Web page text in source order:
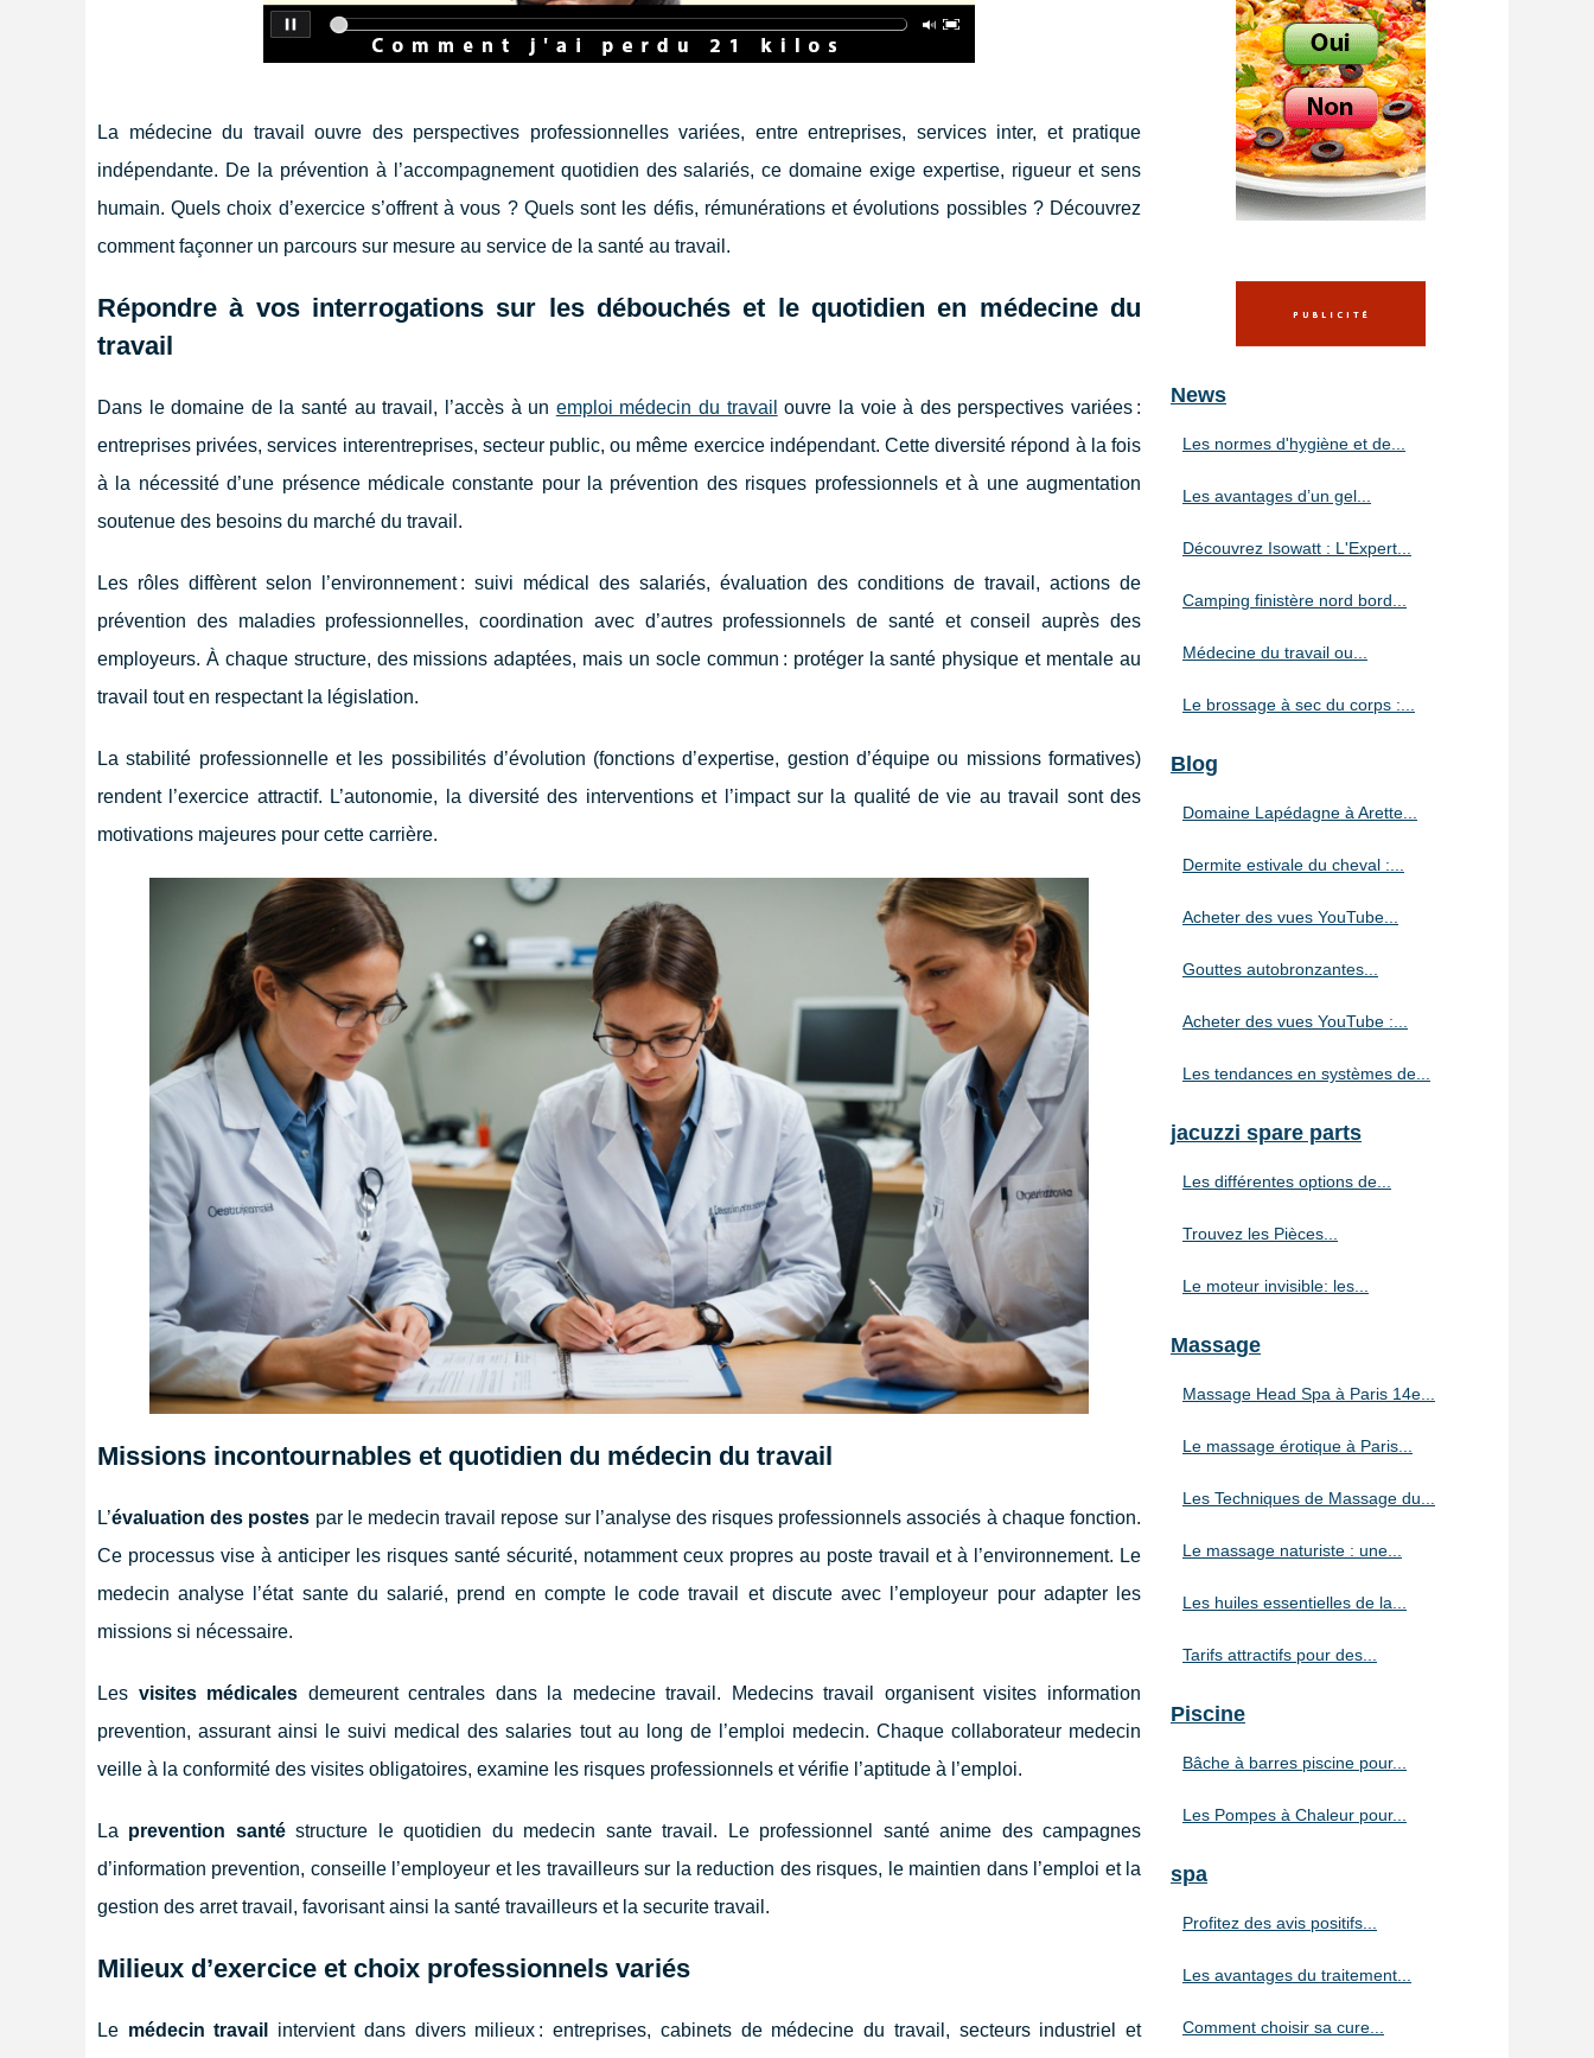
La médecine du travail ouvre des perspectives professionnelles variées, entre entreprises, services inter, et pratique
indépendante. De la prévention à l’accompagnement quotidien des salariés, ce domaine exige expertise, rigueur et sens
humain. Quels choix d’exercice s’offrent à vous ? Quels sont les défis, rémunérations et évolutions possibles ? Découvrez
comment façonner un parcours sur mesure au service de la santé au travail.
Répondre à vos interrogations sur les débouchés et le quotidien en médecine du
travail
Dans le domaine de la santé au travail, l’accès à un emploi médecin du travail ouvre la voie à des perspectives variées :
entreprises privées, services interentreprises, secteur public, ou même exercice indépendant. Cette diversité répond à la fois
à la nécessité d’une présence médicale constante pour la prévention des risques professionnels et à une augmentation
soutenue des besoins du marché du travail.
Les rôles diffèrent selon l’environnement : suivi médical des salariés, évaluation des conditions de travail, actions de
prévention des maladies professionnelles, coordination avec d’autres professionnels de santé et conseil auprès des
employeurs. À chaque structure, des missions adaptées, mais un socle commun : protéger la santé physique et mentale au
travail tout en respectant la législation.
La stabilité professionnelle et les possibilités d’évolution (fonctions d’expertise, gestion d’équipe ou missions formatives)
rendent l’exercice attractif. L’autonomie, la diversité des interventions et l’impact sur la qualité de vie au travail sont des
motivations majeures pour cette carrière.
Missions incontournables et quotidien du médecin du travail
L’évaluation des postes par le medecin travail repose sur l’analyse des risques professionnels associés à chaque fonction.
Ce processus vise à anticiper les risques santé sécurité, notamment ceux propres au poste travail et à l’environnement. Le
medecin analyse l’état sante du salarié, prend en compte le code travail et discute avec l’employeur pour adapter les
missions si nécessaire.
Les visites médicales demeurent centrales dans la medecine travail. Medecins travail organisent visites information
prevention, assurant ainsi le suivi medical des salaries tout au long de l’emploi medecin. Chaque collaborateur medecin
veille à la conformité des visites obligatoires, examine les risques professionnels et vérifie l’aptitude à l’emploi.
La prevention santéstructure le quotidien du medecin sante travail. Le professionnel santé anime des campagnes
d’information prevention, conseille l’employeur et les travailleurs sur la reduction des risques, le maintien dans l’emploi et la
gestion des arret travail, favorisant ainsi la santé travailleurs et la securite travail.
Milieux d’exercice et choix professionnels variés
Le médecin travail
intervient dans divers milieux : entreprises, cabinets de médecine du travail, secteurs industriel et
News
Les normes d'hygiène et de...
Les avantages d’un gel...
Découvrez Isowatt : L'Expert...
Camping finistère nord bord...
Médecine du travail ou...
Le brossage à sec du corps :...
Blog
Domaine Lapédagne à Arette...
Dermite estivale du cheval :...
Acheter des vues YouTube...
Gouttes autobronzantes...
Acheter des vues YouTube :...
Les tendances en systèmes de...
jacuzzi spare parts
Les différentes options de...
Trouvez les Pièces...
Le moteur invisible: les...
Massage
Massage Head Spa à Paris 14e...
Le massage érotique à Paris...
Les Techniques de Massage du...
Le massage naturiste : une...
Les huiles essentielles de la...
Tarifs attractifs pour des...
Piscine
Bâche à barres piscine pour...
Les Pompes à Chaleur pour...
spa
Profitez des avis positifs...
Les avantages du traitement...
Comment choisir sa cure...